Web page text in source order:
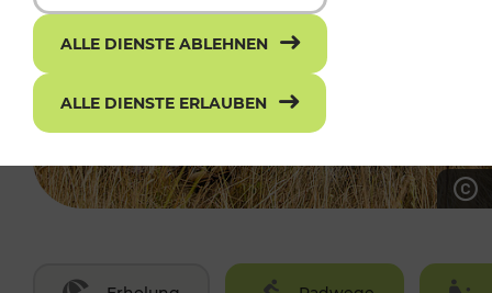
ALLE DIENSTE ABLEHNEN
ALLE DIENSTE ERLAUBEN